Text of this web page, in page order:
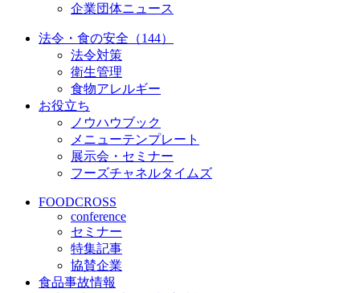
企業団体ニュース
法令・食の安全（144）
法令対策
衛生管理
食物アレルギー
お役立ち
ノウハウブック
メニューテンプレート
展示会・セミナー
フーズチャネルタイムズ
FOODCROSS
conference
セミナー
特集記事
協賛企業
食品事故情報